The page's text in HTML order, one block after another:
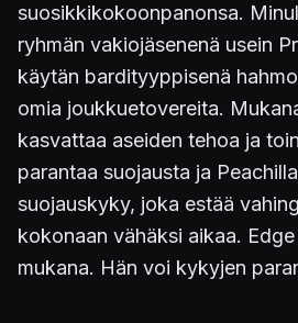
suosikkikokoonpanonsa.
ryhmän vakiojäsenenä usein
käytän bardityyppisenä
omia joukkuetovereita.
kasvattaa aseiden tehoa ja
parantaa suojausta ja
suojauskyky, joka estää
kokonaan vähäksi aikaa.
mukana. Hän voi kykyjen